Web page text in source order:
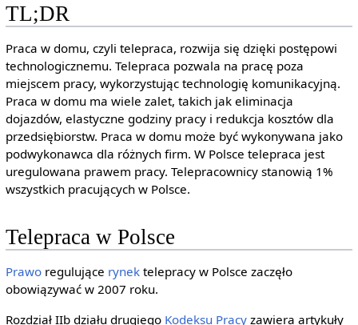
TL;DR
Praca w domu, czyli telepraca, rozwija się dzięki postępowi
technologicznemu. Telepraca pozwala na pracę poza
miejscem pracy, wykorzystując technologię komunikacyjną.
Praca w domu ma wiele zalet, takich jak eliminacja
dojazdów, elastyczne godziny pracy i redukcja kosztów dla
przedsiębiorstw. Praca w domu może być wykonywana jako
podwykonawca dla różnych firm. W Polsce telepraca jest
uregulowana prawem pracy. Telepracownicy stanowią 1%
wszystkich pracujących w Polsce.
Telepraca w Polsce
Praworegulujące rynektelepracy w Polsce zaczęło
obowiązywać w 2007 roku.
Rozdział IIb działu drugiego Kodeksu Pracyzawiera artykuły